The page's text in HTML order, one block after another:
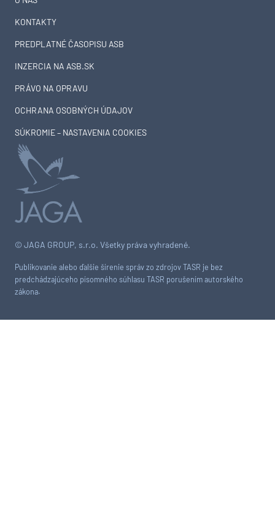
© JAGA GROUP, s.r.o. Všetky práva vyhradené.
Publikovanie alebo ďalšie šírenie správ zo zdrojov TASR je bez
predchádzajúceho písomného súhlasu TASR porušením autorského
zákona.
KONTAKTY
PREDPLATNÉ ČASOPISU ASB
INZERCIA NA ASB.SK
PRÁVO NA OPRAVU
OCHRANA OSOBNÝCH ÚDAJOV
SÚKROMIE – NASTAVENIA COOKIES